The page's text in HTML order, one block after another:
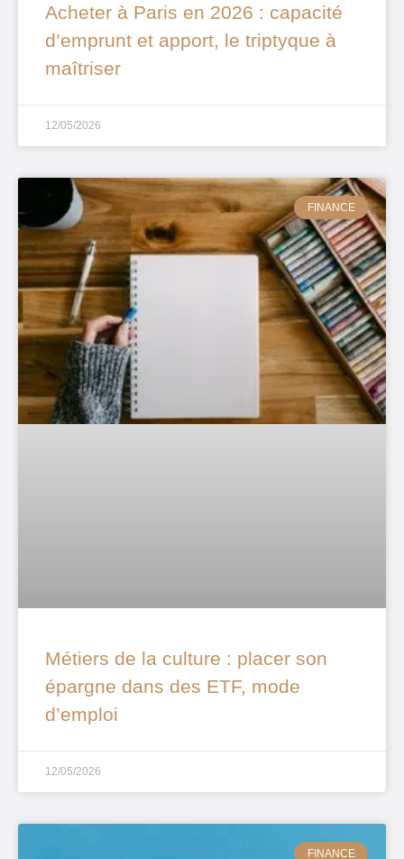
Acheter à Paris en 2026 : capacité
d’emprunt et apport, le triptyque à
maîtriser
12/05/2026
FINANCE
Métiers de la culture : placer son
épargne dans des ETF, mode
d’emploi
12/05/2026
FINANCE